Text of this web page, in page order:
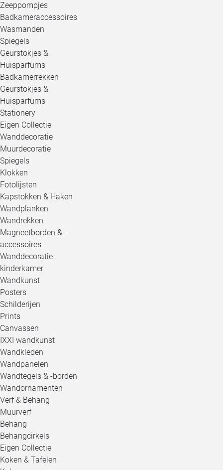
Zeeppompjes
Badkameraccessoires
Wasmanden
Spiegels
Geurstokjes &
Huisparfums
Badkamerrekken
Geurstokjes &
Huisparfums
Stationery
Eigen Collectie
Wanddecoratie
Muurdecoratie
Spiegels
Klokken
Fotolijsten
Kapstokken & Haken
Wandplanken
Wandrekken
Magneetborden & -
accessoires
Wanddecoratie
kinderkamer
Wandkunst
Posters
Schilderijen
Prints
Canvassen
IXXI wandkunst
Wandkleden
Wandpanelen
Wandtegels & -borden
Wandornamenten
Verf & Behang
Muurverf
Behang
Behangcirkels
Eigen Collectie
Koken & Tafelen